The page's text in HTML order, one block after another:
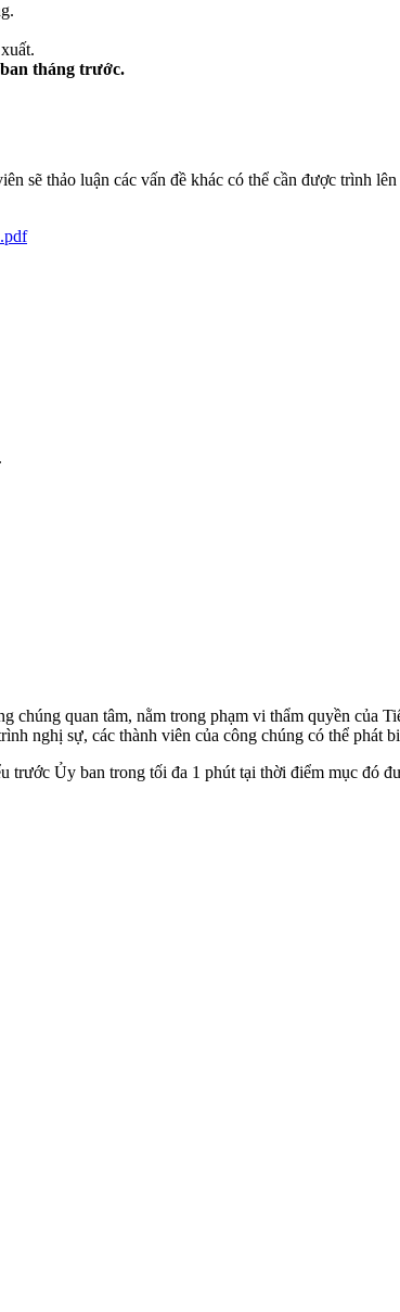
tháng trước.
sẽ thảo luận các vấn đề khác có thể cần được trình
chúng quan tâm, nằm trong phạm vi thẩm quyền
nghị sự, các thành viên của công chúng có thể phát
Ủy ban trong tối đa 1 phút tại thời điểm mục đó